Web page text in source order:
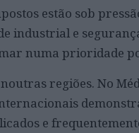
estão sob
industrial e
numa prioridade
regiões. No
e